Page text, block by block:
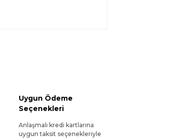
Uygun Ödeme
Seçenekleri
Anlaşmalı kredi kartlarına
uygun taksit seçenekleriyle